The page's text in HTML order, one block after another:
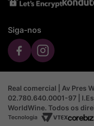
Siga-nos
Real comercial | Av Pres
02.780.640.0001-97 |
WorldWine. Todos os